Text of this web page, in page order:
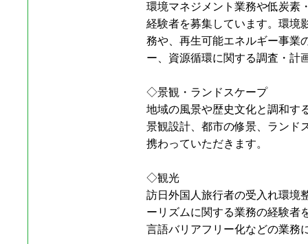
環境マネジメント業務や低炭素
経験者を募集しています。環境
務や、再生可能エネルギー事業
ー、資源循環に関する調査・計
◇景観・ランドスケープ
地域の風景や歴史文化と調和す
景観設計、都市の修景、ランド
携わっていただきます。
◇観光
訪日外国人旅行者の受入れ環境
ーリズムに関する業務の経験者
言語バリアフリー化などの業務